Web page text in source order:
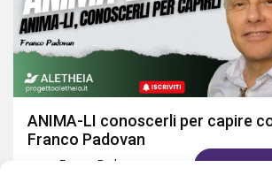
ANIMA-LI conoscerli per capire
Franco Padovan
Franco Padovan